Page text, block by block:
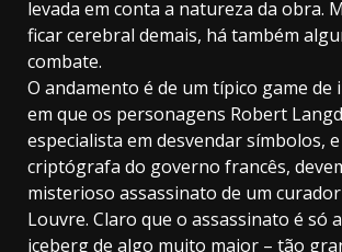
levada em conta a natureza da obra.
ficar cerebral demais, há também
combate.
O andamento é de um típico game de
em que os personagens Robert
especialista em desvendar símbolos,
criptógrafa do governo francês,
misterioso assassinato de um
Louvre. Claro que o assassinato é só
iceberg de algo muito maior – tão